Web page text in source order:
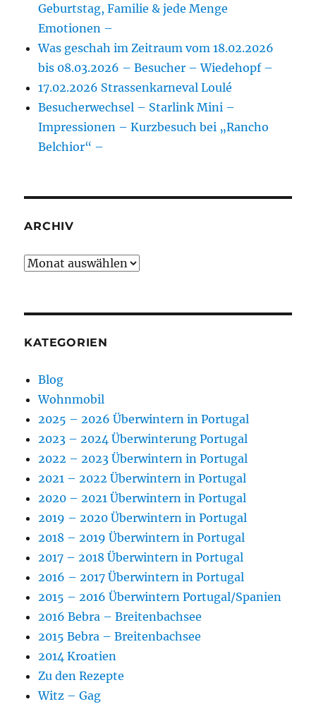
Geburtstag, Familie & jede Menge
Emotionen –
Was geschah im Zeitraum vom 18.02.2026
bis 08.03.2026 – Besucher – Wiedehopf –
17.02.2026 Strassenkarneval Loulé
Besucherwechsel – Starlink Mini –
Impressionen – Kurzbesuch bei „Rancho
Belchior“ –
ARCHIV
Archiv
KATEGORIEN
Blog
Wohnmobil
2025 – 2026 Überwintern in Portugal
2023 – 2024 Überwinterung Portugal
2022 – 2023 Überwintern in Portugal
2021 – 2022 Überwintern in Portugal
2020 – 2021 Überwintern in Portugal
2019 – 2020 Überwintern in Portugal
2018 – 2019 Überwintern in Portugal
2017 – 2018 Überwintern in Portugal
2016 – 2017 Überwintern in Portugal
2015 – 2016 Überwintern Portugal/Spanien
2016 Bebra – Breitenbachsee
2015 Bebra – Breitenbachsee
2014 Kroatien
Zu den Rezepte
Witz – Gag